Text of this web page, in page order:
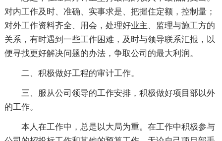
对内工作及时、准确、实事求是、把握住定额，控制量；
对外工作资料齐全、用会，处理好业主、监理与施工方的
关系，有时遇到一些工作困难，及时与领导联系汇报，以
便寻找更好解决问题的办法，争取公司的最大利润。
二、积极做好工程的审计工作。
三、服从公司领导的工作安排，积极做好项目部以外
的工作。
本人在工作中，总是以大局为重。在工作中积极参与